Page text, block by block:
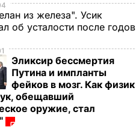
из железа". Усик
об усталости после годов
Эликсир бессмертия
Путина и импланты
фейков в мозг. Как физик
обещавший
оружие, стал